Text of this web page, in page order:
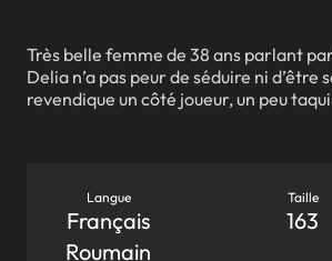
Très belle femme de 38 ans parlant
Delia n’a pas peur de séduire ni d’être
revendique un côté joueur, un peu
Langue
Français
Roumain
Taille
163